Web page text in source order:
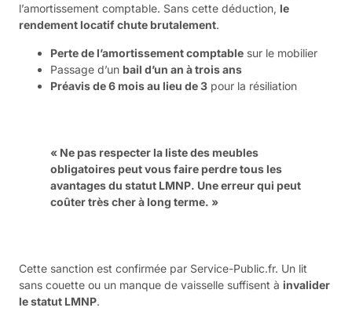
l’amortissement comptable. Sans cette déduction, le
rendement locatif chute brutalement.
Perte de l’amortissement comptable sur le mobilier
Passage d’un bail d’un an à trois ans
Préavis de 6 mois au lieu de 3 pour la résiliation
« Ne pas respecter la liste des meubles
obligatoires peut vous faire perdre tous les
avantages du statut LMNP. Une erreur qui peut
coûter très cher à long terme. »
Cette sanction est confirmée par Service-Public.fr. Un lit
sans couette ou un manque de vaisselle suffisent à invalider
le statut LMNP.